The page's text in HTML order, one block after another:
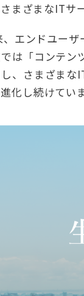
まざまなITサ
エンドユー
は「コンテン
、さまざまな
化し続けていま